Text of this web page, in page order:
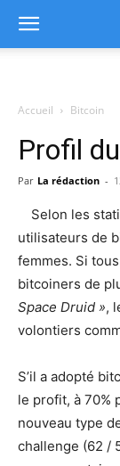
Accueil Bitcoin
Profil
Par La rédaction -
Selon les
utilisateurs de
femmes. Si
bitcoiners de
Space Druid »,
volontiers
S’il a adopté
le profit, à 70%
nouveau type
challenge (62 /